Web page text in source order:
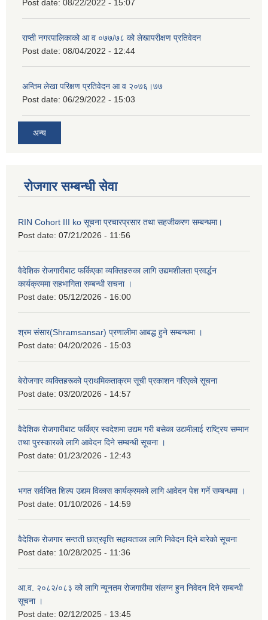
Post date: 08/22/2022 - 15:07
राप्ती नगरपालिकाको आ व ०७७/७८ को लेखापरीक्षण प्रतिवेदन
Post date: 08/04/2022 - 12:44
अन्तिम लेखा परिक्षण प्रतिवेदन आ व २०७६।७७
Post date: 06/29/2022 - 15:03
अन्य
रोजगार सम्बन्धी सेवा
RIN Cohort III ko सूचना प्रचारप्रसार तथा सहजीकरण सम्बन्धमा।
Post date: 07/21/2026 - 11:56
वैदेशिक रोजगारीबाट फर्किएका व्यक्तिहरुका लागि उद्यमशीलता प्रवर्द्धन
कार्यक्रममा सहभागिता सम्बन्धी सचना ।
Post date: 05/12/2026 - 16:00
श्रम संसार(Shramsansar) प्रणालीमा आबद्ध हुने सम्बन्धमा ।
Post date: 04/20/2026 - 15:03
बेरोजगार व्यक्तिहरूको प्राथमिकताक्रम सूची प्रकाशन गरिएको सूचना
Post date: 03/20/2026 - 14:57
वैदेशिक रोजगारीबाट फर्किएर स्वदेशमा उद्यम गरी बसेका उद्यमीलाई राष्ट्रिय सम्मान
तथा पुरस्कारको लागि आवेदन दिने सम्बन्धी सूचना ।
Post date: 01/23/2026 - 12:43
भगत सर्वजित शिल्प उद्यम विकास कार्यक्रमको लागि आवेदन पेश गर्ने सम्बन्धमा ।
Post date: 01/10/2026 - 14:59
वैदेशिक रोजगार सन्तती छात्रवृत्ति सहायताका लागि निवेदन दिने बारेको सूचना
Post date: 10/28/2025 - 11:36
आ.व. २०८२/०८३ को लागि न्यूनतम रोजगारीमा संलग्न हुन निवेदन दिने सम्बन्धी
सूचना ।
Post date: 02/12/2025 - 13:45